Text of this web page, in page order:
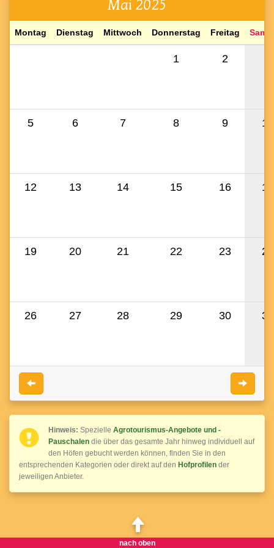
Mai 2025
Montag Dienstag Mittwoch Donnerstag Freitag Sa
1 2
5 6 7 8 9 10
12 13 14 15 16 17
19 20 21 22 23 24
26 27 28 29 30 31
April 2025 Juni
Hinweis: Spezielle Agrotourismus-Angebote und -
Pauschalen die über das gesamte Jahr hinweg individuell auf
den Höfen gebucht werden können, finden Sie in den
entsprechenden Kategorien oder direkt auf den Hofprofilen der
jeweiligen Anbieter.
nach oben